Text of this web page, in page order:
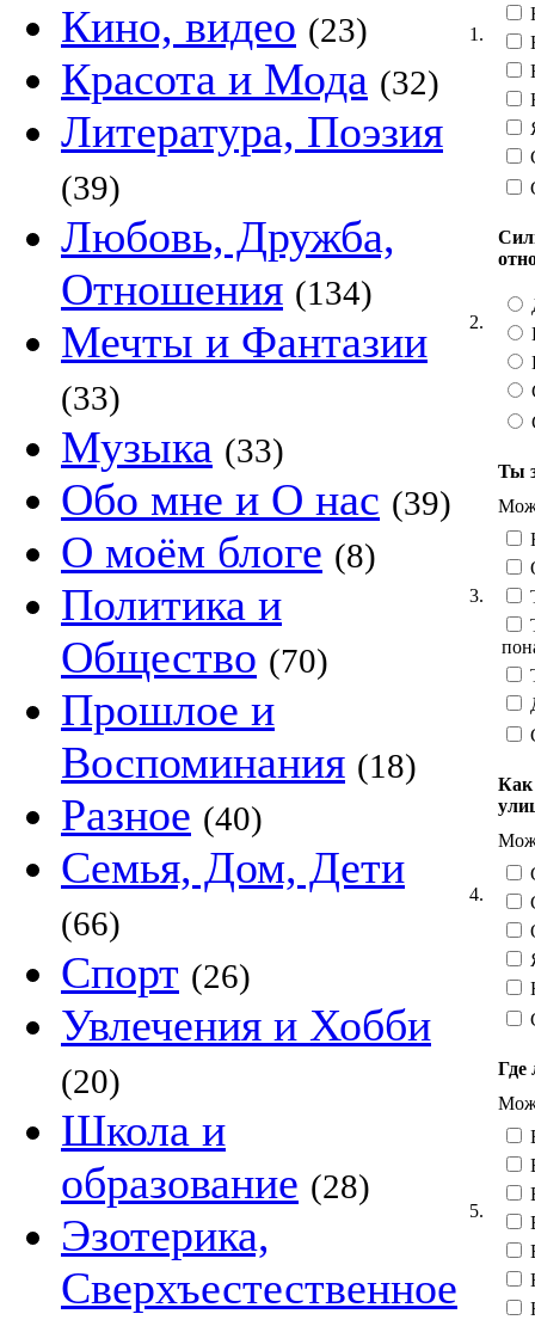
Кино, видео (23)
Красота и Мода (32)
Литература, Поэзия
(39)
Любовь, Дружба,
Отношения (134)
Мечты и Фантазии
(33)
Музыка (33)
Обо мне и О нас (39)
О моём блоге (8)
Политика и
Общество (70)
Прошлое и
Воспоминания (18)
Разное (40)
Семья, Дом, Дети
(66)
Спорт (26)
Увлечения и Хобби
(20)
Школа и
образование (28)
Эзотерика,
Сверхъестественное
1.
2.
3.
Ты
4.
Как
5.
Где